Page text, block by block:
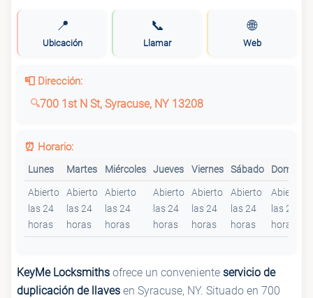
📍
Ubicación
📞
Llamar
🌐
Web
📮 Dirección:
700 1st N St, Syracuse, NY 13208
⏰ Horario:
Lunes Martes Miércoles Jueves Viernes Sábado Domingo
Abierto
las 24
horas
Abierto
las 24
horas
Abierto
las 24
horas
Abierto
las 24
horas
Abierto
las 24
horas
Abierto
las 24
horas
Abierto
las 24
horas
KeyMe Locksmiths ofrece un conveniente servicio de
duplicación de llaves en Syracuse, NY. Situado en 700